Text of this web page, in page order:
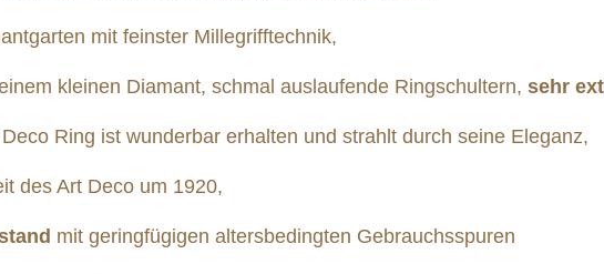
mit feinster Millegrifftechnik,
kleinen Diamant, schmal auslaufende Ringschultern, sehr
Ring ist wunderbar erhalten und strahlt durch seine Eleganz,
des Art Deco um 1920,
mit geringfügigen altersbedingten Gebrauchsspuren